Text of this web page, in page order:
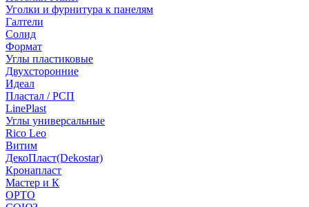
Уголки и фурнитура к панелям
Галтели
Солид
Формат
Углы пластиковые
Двухсторонние
Идеал
Пластал / РСП
LinePlast
Углы универсальные
Rico Leo
Витим
ДекоПласт(Dekostar)
Кронапласт
Мастер и К
ОРТО